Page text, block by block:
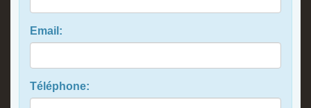
Email:
Téléphone: